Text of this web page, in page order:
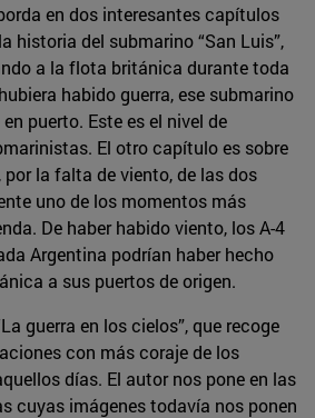
en dos interesantes capítulos
historia del submarino “San Luis”,
a la flota británica durante toda
habido guerra, ese submarino
puerto. Este es el nivel de
El otro capítulo es sobre
la falta de viento, de las dos
uno de los momentos más
De haber habido viento, los A-4
Argentina podrían haber hecho
a sus puertos de origen.
guerra en los cielos”, que recoge
con más coraje de los
días. El autor nos pone en las
cuyas imágenes todavía nos ponen